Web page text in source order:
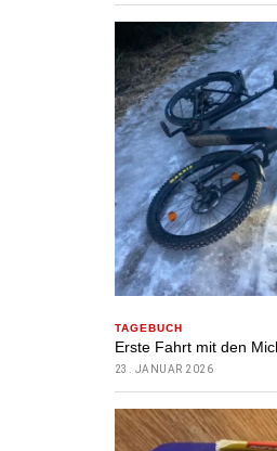
TAGEBUCH
Erste Fahrt mit den
23. JANUAR 2026